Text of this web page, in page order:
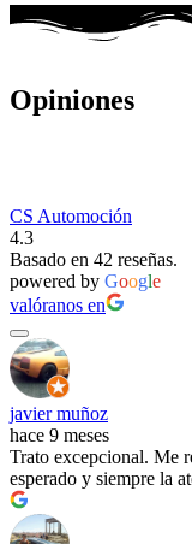
Opiniones
CS Automoción
4.3
Basado en 42 reseñas.
powered by Google
valóranos en
javier muñoz
hace 9 meses
Trato excepcional. Me
esperado y siempre la